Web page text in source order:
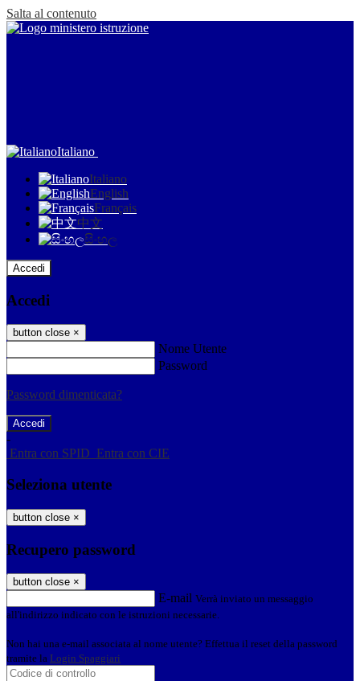
Salta al contenuto
Italiano
Italiano
English
Français
中文
සිංහල
Accedi
Accedi
button close ×
Nome Utente
Password
Password dimenticata?
-
Entra con SPID Entra con CIE
Seleziona utente
button close ×
Recupero password
button close ×
E-mail Verrà inviato un messaggio
all'indirizzo indicato con le istruzioni necessarie.
Non hai una e-mail associata al nome utente? Effettua il reset della password
tramite la Login Spaggiari